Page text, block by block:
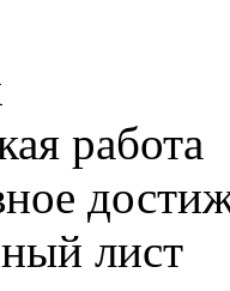
работа
лист